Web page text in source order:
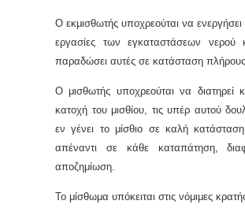
Ο εκμισθωτής υποχρεούται να
εργασίες των εγκαταστάσεων νερού
παραδώσει αυτές σε κατάσταση πλήρους
Ο μισθωτής υποχρεούται να διατηρεί
κατοχή του μισθίου, τις υπέρ αυτού
εν γένει το μίσθιο σε καλή
απέναντι σε κάθε καταπάτηση,
αποζημίωση.
Το μίσθωμα υπόκειται στις νόμιμες